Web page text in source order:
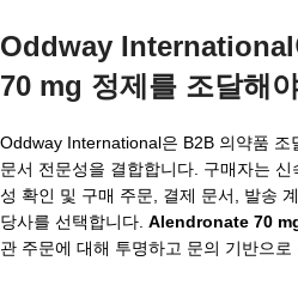
Oddway
70 mg 정제를 조달해
Oddway International은 B2B 의약품 조
문서 전문성을 결합합니다. 구매자는
성 확인 및 구매 주문, 결제 문서, 발송
당사를 선택합니다. Alendronate 70
관 주문에 대해 투명하고 문의 기반으로